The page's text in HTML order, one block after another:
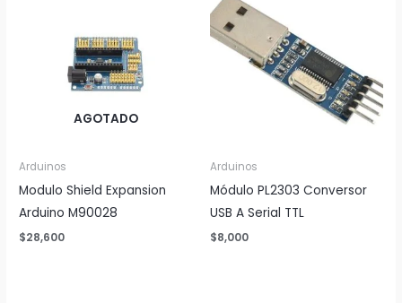
AGOTADO
Arduinos
Modulo Shield Expansion
Arduino M90028
$28,600
Arduinos
Módulo PL2303 Conversor
USB A Serial TTL
$8,000